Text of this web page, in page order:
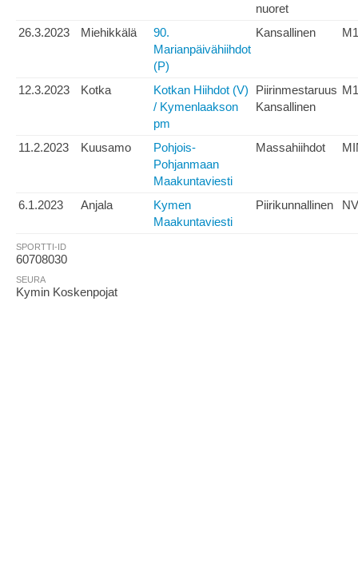
nuoret
26.3.2023 Miehikkälä
90.
Marianpäivähiihdot
(P)
Kansallinen
12.3.2023 Kotka
Kotkan Hiihdot (V)
/ Kymenlaakson
pm
Piirinmestaruus
Kansallinen
11.2.2023 Kuusamo
Pohjois-
Pohjanmaan
Maakuntaviesti
Massahiihdot
6.1.2023 Anjala
Kymen
Maakuntaviesti
Piirikunnallinen
SPORTTI-ID
60708030
SEURA
Kymin Koskenpojat